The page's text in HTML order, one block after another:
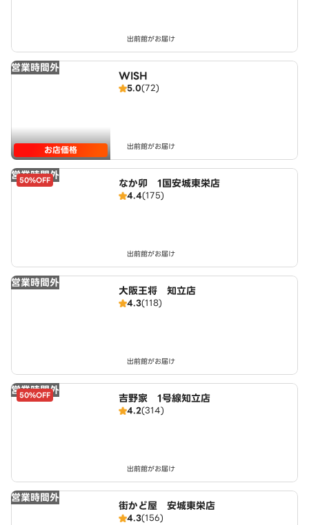
出前館がお届け
営業時間外
お店価格
WISH
5.0(72)
出前館がお届け
営業時間外
50%OFF なか卯 1国安城東栄店
4.4(175)
出前館がお届け
営業時間外
大阪王将 知立店
4.3(118)
出前館がお届け
営業時間外
50%OFF 吉野家 1号線知立店
4.2(314)
出前館がお届け
営業時間外
街かど屋 安城東栄店
4.3(156)